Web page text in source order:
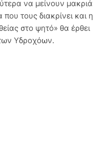
να μείνουν μακριά
τους διακρίνει και η
στο ψητό» θα έρθει
Υδροχόων.